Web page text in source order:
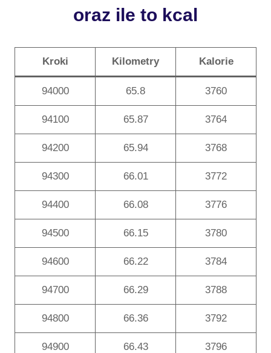
oraz ile to kcal
Kroki Kilometry Kalorie
94000 65.8 3760
94100 65.87 3764
94200 65.94 3768
94300 66.01 3772
94400 66.08 3776
94500 66.15 3780
94600 66.22 3784
94700 66.29 3788
94800 66.36 3792
94900 66.43 3796